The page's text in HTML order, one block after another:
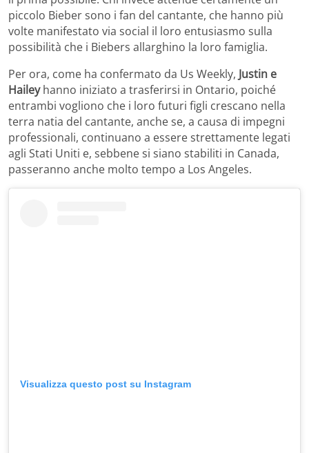
piccolo Bieber sono i fan del cantante, che hanno più
volte manifestato via social il loro entusiasmo sulla
possibilità che i Biebers allarghino la loro famiglia.
Per ora, come ha confermato da Us Weekly, Justin e
Haileyhanno iniziato a trasferirsi in Ontario, poiché
entrambi vogliono che i loro futuri figli crescano nella
terra natia del cantante, anche se, a causa di impegni
professionali, continuano a essere strettamente legati
agli Stati Uniti e, sebbene si siano stabiliti in Canada,
passeranno anche molto tempo a Los Angeles.
Visualizza questo post su Instagram